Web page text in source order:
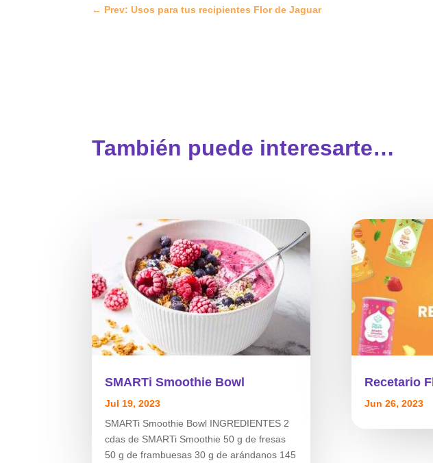
← Prev: Usos para tus recipientes Flor de Jaguar
También puede interesarte…
SMARTi Smoothie Bowl
Jul 19, 2023
SMARTi Smoothie Bowl INGREDIENTES 2
cdas de SMARTi Smoothie 50 g de fresas
50 g de frambuesas 30 g de arándanos 145
Recetario
Jun 26, 2023